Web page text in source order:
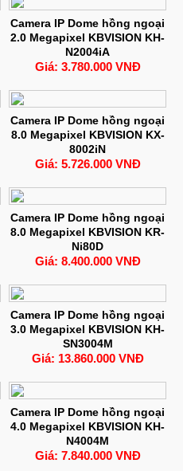
Camera IP Dome hồng ngoại
2.0 Megapixel KBVISION KH-
N2004iA
Giá: 3.780.000 VNĐ
Camera IP Dome hồng ngoại
8.0 Megapixel KBVISION KX-
8002iN
Giá: 5.726.000 VNĐ
Camera IP Dome hồng ngoại
8.0 Megapixel KBVISION KR-
Ni80D
Giá: 8.400.000 VNĐ
Camera IP Dome hồng ngoại
3.0 Megapixel KBVISION KH-
SN3004M
Giá: 13.860.000 VNĐ
Camera IP Dome hồng ngoại
4.0 Megapixel KBVISION KH-
N4004M
Giá: 7.840.000 VNĐ